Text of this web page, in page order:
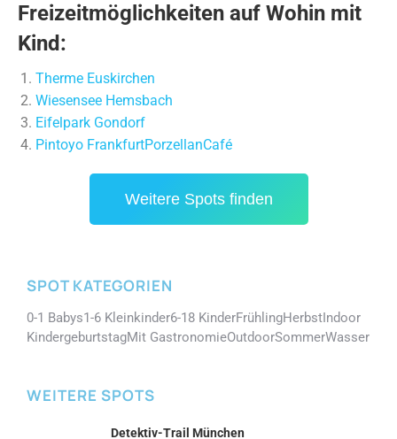
Freizeitmöglichkeiten auf Wohin mit
Kind:
Therme Euskirchen
Wiesensee Hemsbach
Eifelpark Gondorf
Pintoyo FrankfurtPorzellanCafé
Weitere Spots finden
SPOT KATEGORIEN
0-1 Babys1-6 Kleinkinder6-18 KinderFrühlingHerbstIndoor
KindergeburtstagMit GastronomieOutdoorSommerWasser
WEITERE SPOTS
Detektiv-Trail München